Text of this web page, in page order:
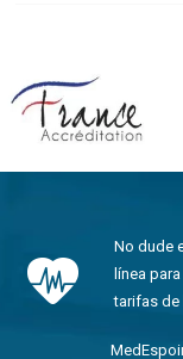
No dude
línea
tarifas de